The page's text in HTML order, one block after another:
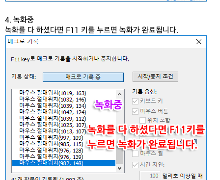
4. 녹화중
녹화를 다 하셨다면 F11 키를 누르면 녹화가 완료됩니다.